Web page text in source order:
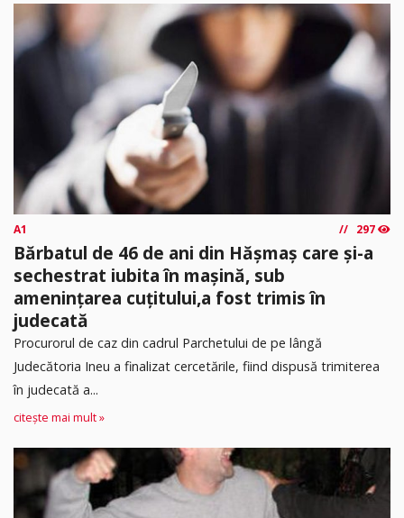
A1 297
Bărbatul de 46 de ani din Hășmaș care și-a
sechestrat iubita în mașină, sub
amenințarea cuțitului,a fost trimis în
judecată
Procurorul de caz din cadrul Parchetului de pe lângă
Judecătoria Ineu a finalizat cercetările, fiind dispusă trimiterea
în judecată a...
citește mai mult »